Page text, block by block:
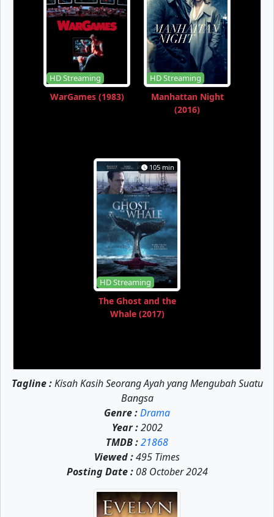
HD Streaming
WarGames (1983)
HD Streaming
Manhattan Night
(2016)
105 min
HD Streaming
The Ghost and the
Whale (2017)
Tagline :Kisah Kasih Seorang Ayah yang Mengubah Suatu
Bangsa
Genre :Drama
Year :2002
TMDB :21868
Viewed :495 Times
Posting Date :08 October 2024